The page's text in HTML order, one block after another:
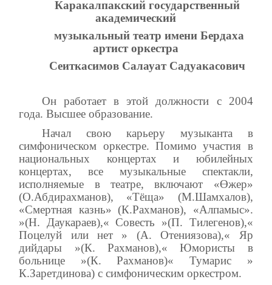
Каракалпакский государственный
академический
музыкальный театр имени Бердаха
артист оркестра
Сеиткасимов Салауат Садуакасович
Он работает в этой должности с 2004
года. Высшее образование.
Начал свою карьеру музыканта в
симфоническом оркестре. Помимо участия в
национальных концертах и юбилейных
концертах, все музыкальные спектакли,
исполняемые в театре, включают «Өжер»
(О.Абдирахманов), «Тёща» (М.Шамхалов),
«Смертная казнь» (К.Рахманов), «Алпамыс».
»(Н. Даукараев),« Совесть »(П. Тилегенов),«
Поцелуй или нет » (А. Отениязова),« Яр
дийдары »(К. Рахманов),« Юмористы в
больнице »(К. Рахманов)« Тумарис »
К.Заретдинова) с симфоническим оркестром.